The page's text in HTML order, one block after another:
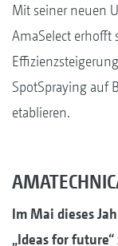
Mit seiner neuen
AmaSelect erhofft
SpotSpraying auf
etablieren.
Im Mai dieses
„Ideas for